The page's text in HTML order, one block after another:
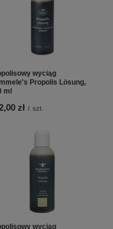
wyciąg
Propolis Lösung,
ml
zł / szt.
wyciąg